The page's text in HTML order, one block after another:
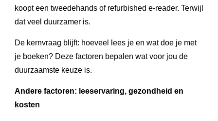
koopt een tweedehands of refurbished e-reader. Terwijl
dat veel duurzamer is.
De kernvraag blijft: hoeveel lees je en wat doe je met
je boeken? Deze factoren bepalen wat voor jou de
duurzaamste keuze is.
Andere factoren: leeservaring, gezondheid en
kosten